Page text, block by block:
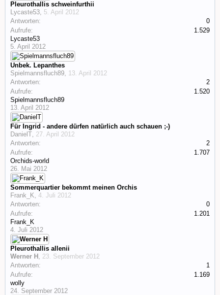
Pleurothallis schweinfurthii
Lycaste53, 5. April 2012
Antworten:
0
Aufrufe:
1.529
Lycaste53
5. April 2012
Unbek. Lepanthes
Spielmannsfluch89, 13. April 2012
Antworten:
2
Aufrufe:
1.520
Spielmannsfluch89
13. April 2012
Für Ingrid - andere dürfen natürlich auch schauen ;-)
DanielT, 27. April 2012
Antworten:
2
Aufrufe:
1.707
Orchids-world
26. Mai 2012
Sommerquartier bekommt meinen Orchis
Frank_K, 4. Juli 2012
Antworten:
0
Aufrufe:
1.201
Frank_K
4. Juli 2012
Pleurothallis allenii
Werner H , 23. September 2012
Antworten:
1
Aufrufe:
1.169
wolly
24. September 2012